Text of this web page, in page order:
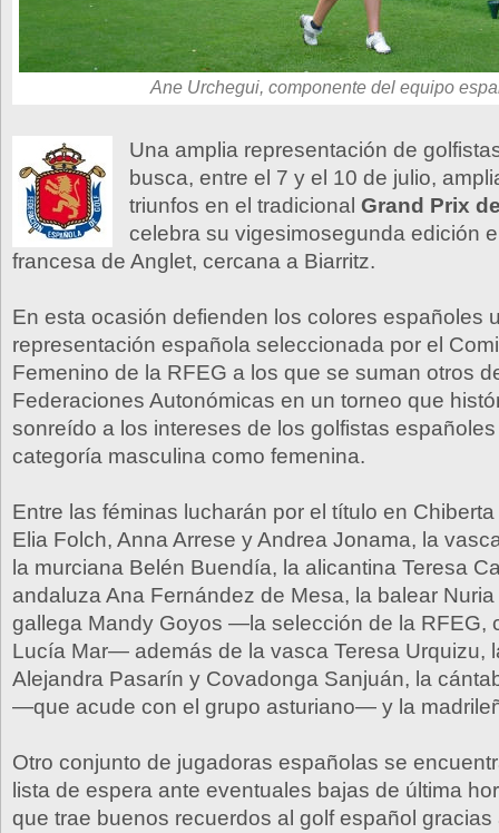
Ane Urchegui, componente del equipo
Una amplia representación de
busca, entre el 7 y el 10 de julio,
triunfos en el tradicional Grand Prix
celebra su vigesimosegunda edición
francesa de Anglet, cercana a Biarritz.
En esta ocasión defienden los colores españoles
representación española seleccionada por el
Femenino de la RFEG a los que se suman otros
Federaciones Autonómicas en un torneo que
sonreído a los intereses de los golfistas
categoría masculina como femenina.
Entre las féminas lucharán por el título en
Elia Folch, Anna Arrese y Andrea Jonama, la
la murciana Belén Buendía, la alicantina Teresa
andaluza Ana Fernández de Mesa, la balear Nuria
gallega Mandy Goyos —la selección de la RFEG,
Lucía Mar— además de la vasca Teresa Urquizu,
Alejandra Pasarín y Covadonga Sanjuán, la
—que acude con el grupo asturiano— y la
Otro conjunto de jugadoras españolas se
lista de espera ante eventuales bajas de última
que trae buenos recuerdos al golf español gracias